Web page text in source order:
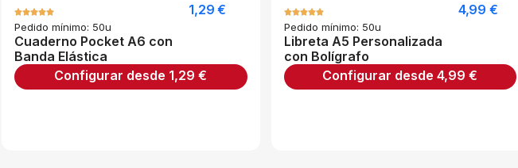
Pedido mínimo: 50u
Cuaderno Pocket A6 con
Banda Elástica
1,29€
Configurar desde 1,29€
Pedido mínimo: 50u
Libreta A5 Personalizada
con Bolígrafo
4,99 €
Configurar desde4,99€